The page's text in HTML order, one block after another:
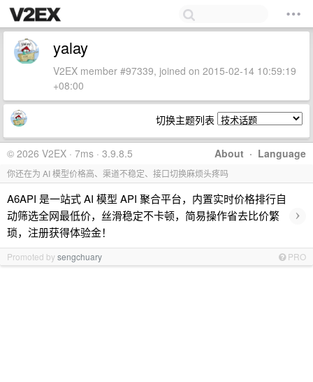
yalay
V2EX member #97339, joined on 2015-02-14 10:59:19
+08:00
切换主题列表
About · Language
© 2026 V2EX · 7ms · 3.9.8.5
你还在为 AI 模型价格高、渠道不稳定、接口切换麻烦头疼吗
A6API 是一站式 AI 模型 API 聚合平台，内置实时价格排行自
动筛选全网最低价，丝滑稳定不卡顿，简易操作省去比价繁
琐，注册获得体验金！
›
Promoted bysengchuary PRO